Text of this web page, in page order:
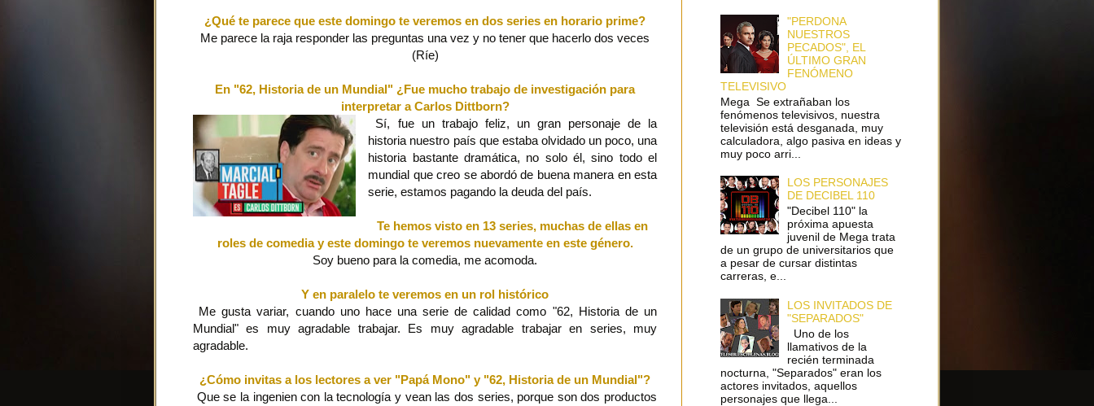
¿Qué te parece que este domingo te veremos en dos series en horario prime?
Me parece la raja responder las preguntas una vez y no tener que hacerlo dos veces
(Ríe)
En "62, Historia de un Mundial" ¿Fue mucho trabajo de investigación para
interpretar a Carlos Dittborn?
Sí, fue un trabajo feliz, un gran personaje de la
historia nuestro país que estaba olvidado un poco, una
historia bastante dramática, no solo él, sino todo el
mundial que creo se abordó de buena manera en esta
serie, estamos pagando la deuda del país.
Te hemos visto en 13 series, muchas de ellas en
roles de comedia y este domingo te veremos nuevamente en este género.
Soy bueno para la comedia, me acomoda.
Y en paralelo te veremos en un rol histórico
Me gusta variar, cuando uno hace una serie de calidad como "62, Historia de un
Mundial" es muy agradable trabajar. Es muy agradable trabajar en series, muy
agradable.
¿Cómo invitas a los lectores a ver "Papá Mono" y "62, Historia de un Mundial"?
Que se la ingenien con la tecnología y vean las dos series, porque son dos productos
"PERDONA
NUESTROS
PECADOS", EL
ÚLTIMO GRAN
FENÓMENO
TELEVISIVO
Mega Se extrañaban los
fenómenos televisivos, nuestra
televisión está desganada, muy
calculadora, algo pasiva en ideas y
muy poco arri...
LOS PERSONAJES
DE DECIBEL 110
"Decibel 110" la
próxima apuesta
juvenil de Mega trata
de un grupo de universitarios que
a pesar de cursar distintas
carreras, e...
LOS INVITADOS DE
"SEPARADOS"
Uno de los
llamativos de la
recién terminada
nocturna, "Separados" eran los
actores invitados, aquellos
personajes que llega...